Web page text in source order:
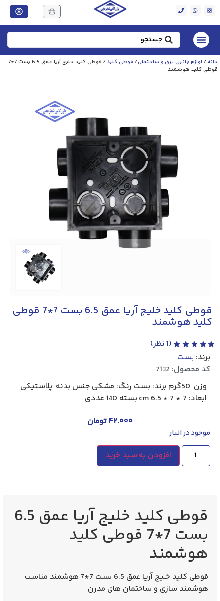
خانه/ لوازم جانبی برق و ساختمان/ قوطی کلید
/ قوطی کلید خلیج آریا عمق 6.5 بست 7*7
قوطی کلید هوشمند
قوطی کلید خلیج آریا عمق 6.5 بست 7*7 قوطی
کلید هوشمند
(
1 نظر)
برند: بست
کد محصول: 7132
وزن: 50گرم برند: بست رنگ: مشکی جنس بدنه: پلاستیکی
ابعاد: 7 * 7 * 6.5 cm بسته 140 عددی
۴۲.۰۰۰تومان
موجود در انبار
افزودن به سبد خرید
قوطی کلید خلیج آریا عمق 6.5
بست 7*7 قوطی کلید
هوشمند
قوطی کلید خلیج آریا عمق 6.5 بست 7*7 هوشمند مناسب
هوشمند سازی و ساختمان های مدرن